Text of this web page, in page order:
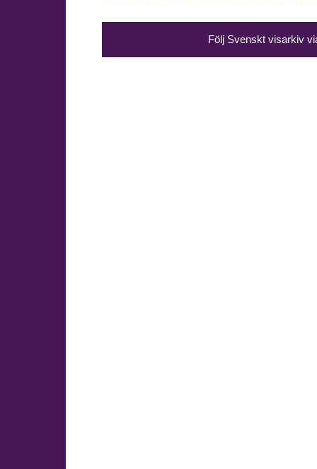
Följ Svenskt visarkiv